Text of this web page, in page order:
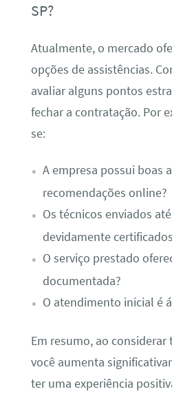
SP?
Atualmente, o mercado
opções de assistências.
avaliar alguns pontos
fechar a contratação. Por
se:
A empresa possui boas
recomendações online?
Os técnicos enviados
devidamente
O serviço prestado
documentada?
O atendimento inicial é
Em resumo, ao considerar
você aumenta
ter uma experiência